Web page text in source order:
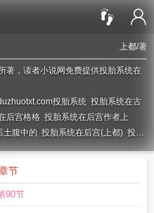
上都/著
著，读者小说网免费提供投胎系统在
投胎系统 投胎系统在古
后宫格格 投胎系统在后宫作者上
土腹中的 投胎系统在后宫(上都) 投胎
在后宫 27投胎系统在皇宫格格党投
系统在后宫免费阅读
节
90节